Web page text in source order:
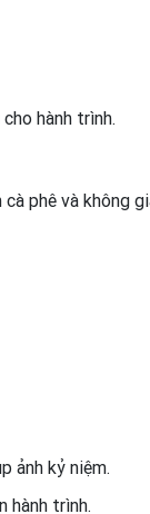
hành trình.
phê và không
ảnh kỷ niệm.
hành trình.